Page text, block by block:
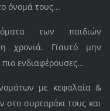
όνομά τους...
των παιδιών
χρονιά. Γι΄αυτό μην
πιο ενδιαφέρουσες...
με κεφαλαία &
στο συρταράκι τους και